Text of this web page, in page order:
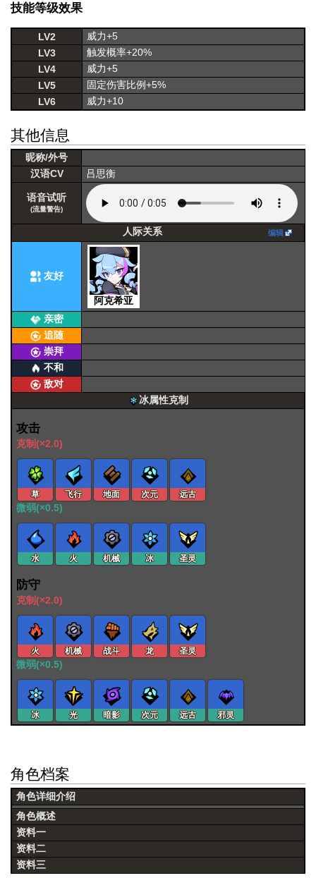
技能等级效果
LV2
威力+5
LV3
触发概率+20%
LV4
威力+5
LV5
固定伤害比例+5%
LV6
威力+10
其他信息
昵称/外号
汉语CV
吕思衡
语音试听
(流量警告)
人际关系 编辑
友好
阿克希亚
亲密
追随
崇拜
不和
敌对
冰属性克制
攻击
克制(×2.0)
草 飞行 地面 次元 远古
微弱(×0.5)
水 火 机械 冰 圣灵
防守
克制(×2.0)
火 机械 战斗 龙 圣灵
微弱(×0.5)
冰 光 暗影 次元 远古 邪灵
角色档案
角色详细介绍
角色概述
资料一
资料二
资料三